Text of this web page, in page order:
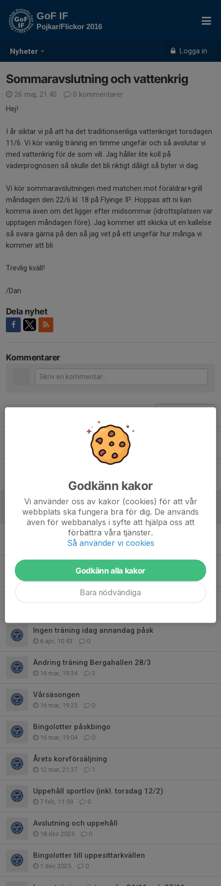
Nyheter Logga in
GoF IF
Pojkar/Flickor 2016
Sommaravslutning och vattenkrig
26 maj, 21:40
0 kommentarer
Hej!
I år siktar vi på att ha det traditionsenliga vattenkriget torsdagen
11/6. Vi kör vanlig träning en timme ungefär och så avslutar vi
med vattenkrig för de som vill. Jag håller lite koll på
väderprognosen så skulle det bli riktigt dåligt så byter vi dag.
Vi kör sommaravslutningen med matchen mot föräldrar+grill
måndagen den 22/6 kl. 18 på Flyinge IP. Hoppas att ni kan
komma även om det ligger efter midsommar (idrottsplatsen var
upptagen måndagen före). Jag kommer att skicka ut en kallelse
så svara gärna på den så jag vet på ett ungefär hur många vi
kommer att bli.
Trevlig kväll!
/Dan
Dela nyhet
Kommentarer
0
3 jun, 22:28 0
Sommaravslutning och vattenkrig
26 maj, 21:40 0
18 maj, 20:18 6
Ingen träning 30/4 och 4/5
Utomhusträningen börjar
Ingen träning idag annandag påsk
6 apr, 10:43 0
Ändring träning Bergahallen 28/3
16 mar, 19:34 3
Vårsäsongen
16 mar, 19:23 0
Bingolotter påskbingo
16 mar, 19:04 0
Årets korvförsäljning
12 mar, 21:37 1
Uppehåll sportlov (inkl. torsdag 12/2)
7 feb, 11:59 0
Avslutning och uppehåll
18 dec 2025 0
Bingolotter till uppesittarkvällen
1 dec 2025 0
Godkänn kakor
Vi använder oss av kakor (cookies) för att vår
webbplats ska fungera bra för dig. De används
även för webbanalys i syfte att hjälpa oss att
förbättra våra tjänster.
Så använder vi cookies
Godkänn alla kakor
Bara nödvändiga